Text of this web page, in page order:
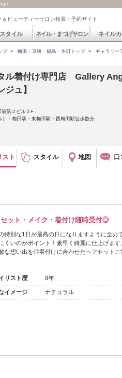
ビューティーサロン検索・予約サイト
タイル ネイル・まつげサロン ネイル
プ> 梅田・京橋・福島・本町トップ> ギャラリー
ル着付け専門店 Gallery
ュ】
第２ビル２F
）・梅田駅・東梅田駅・西梅田駅徒歩数分
スト スタイル 地図 口
ット・メイク・着付け随時受付◎
特別な1日が最高の日になりますように全力
くいのがポイント！素早く綺麗に仕上げま
な想い出を◎着付けに合わせたヘアセットご
リスト歴 8年
イメージ ナチュラル